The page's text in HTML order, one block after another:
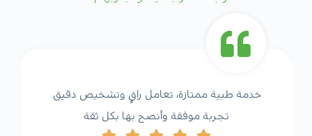
خدمة طبية ممتازة، تعامل راقٍ وتشخيص دقيق.
تجربة موفقة وأنصح بها بكل ثقة